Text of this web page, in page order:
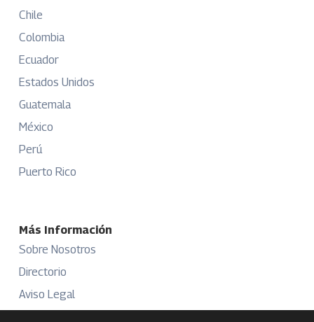
Chile
Colombia
Ecuador
Estados Unidos
Guatemala
México
Perú
Puerto Rico
Más Información
Sobre Nosotros
Directorio
Aviso Legal